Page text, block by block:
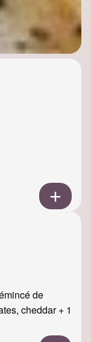
de
cheddar + 1